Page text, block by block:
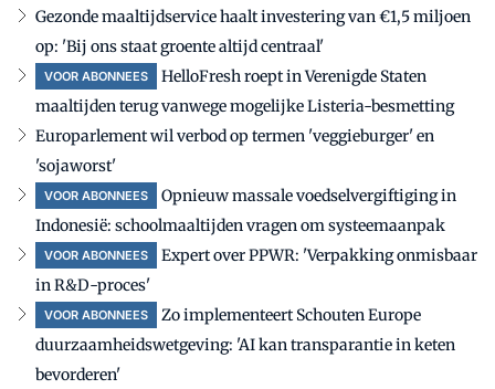
Gezonde maaltijdservice haalt investering van €1,5 miljoen
op: 'Bij ons staat groente altijd centraal'
VOOR ABONNEES
HelloFresh roept in Verenigde Staten
maaltijden terug vanwege mogelijke Listeria-besmetting
Europarlement wil verbod op termen 'veggieburger' en
'sojaworst'
VOOR ABONNEES
Opnieuw massale voedselvergiftiging in
Indonesië: schoolmaaltijden vragen om systeemaanpak
VOOR ABONNEES
Expert over PPWR: 'Verpakking onmisbaar
in R&D-proces'
VOOR ABONNEES
Zo implementeert Schouten Europe
duurzaamheidswetgeving: 'AI kan transparantie in keten
bevorderen'